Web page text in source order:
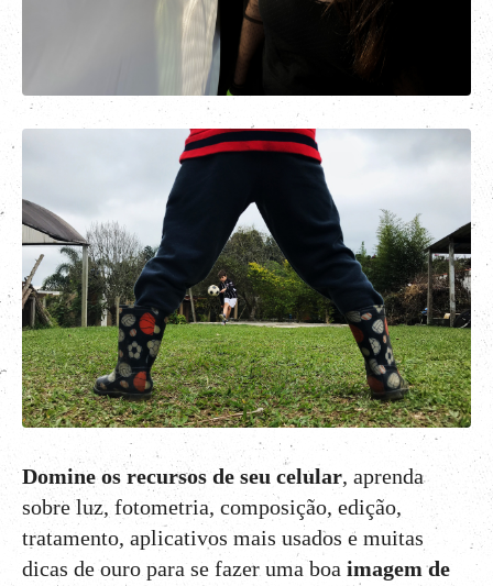
Domine os recursos de seu celular, aprenda
sobre luz, fotometria, composição, edição,
tratamento, aplicativos mais usados e muitas
dicas de ouro para se fazer uma boa imagem de